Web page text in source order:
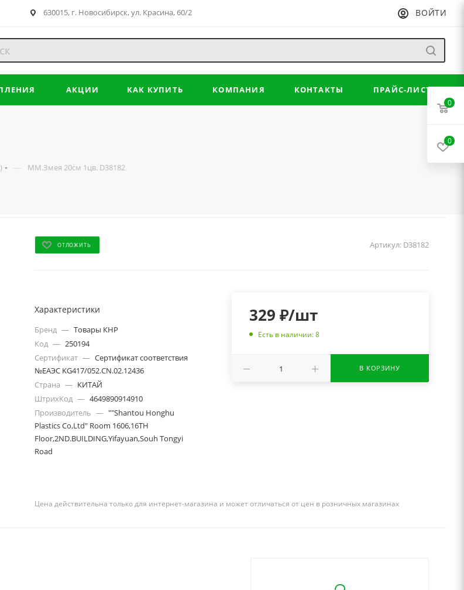
630015, г. Новосибирск, ул. Красина, 60/2 ВОЙТИ
АКЦИИ КАК КУПИТЬ КОМПАНИЯ КОНТАКТЫ ПРАЙС-ЛИСТ
— ММ.Змея 20см 1цв. D38182
ОТЛОЖИТЬ Артикул: D38182
Характеристики
Бренд — Товары КНР
Код — 250194
Сертификат — Сертификат соответствия
№ЕАЭС KG417/052.CN.02.12436
Страна — КИТАЙ
ШтрихКод — 4649890914910
Производитель — ""Shantou Honghu
Plastics Co,Ltd" Room 1606,16TH
Floor,2ND.BUILDING,Yifayuan,Souh Tongyi
Road
329 ₽/шт
Есть в наличии: 8
В КОРЗИНУ
Цена действительна только для интернет-магазина и может отличаться от цен в розничных магазинах
0
0